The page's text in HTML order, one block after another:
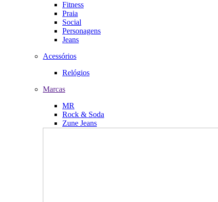
Fitness
Praia
Social
Personagens
Jeans
Acessórios
Relógios
Marcas
MR
Rock & Soda
Zune Jeans